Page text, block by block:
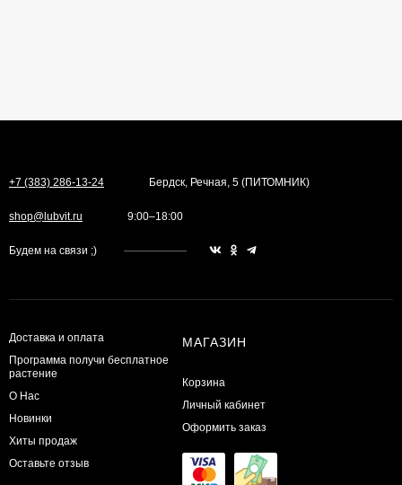
+7 (383) 286-13-24 Бердск, Речная, 5 (ПИТОМНИК)
shop@lubvit.ru 9:00–18:00
Будем на связи ;)
Доставка и оплата
Программа получи бесплатное
растение
О Нас
Новинки
Хиты продаж
Оставьте отзыв
МАГАЗИН
Корзина
Личный кабинет
Оформить заказ